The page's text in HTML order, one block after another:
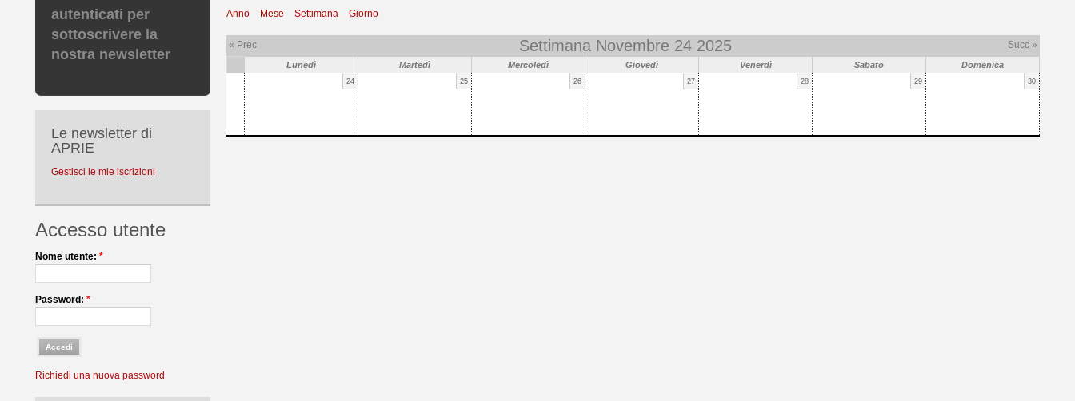
autenticati per
sottoscrivere la
nostra newsletter
Le newsletter di
APRIE
Gestisci le mie iscrizioni
Accesso utente
Nome utente: *
Password: *
Richiedi una nuova password
Anno Mese Settimana Giorno
« Prec Settimana Novembre 24 2025 Succ »
Lunedì Martedì Mercoledì Giovedì Venerdì Sabato Domenica
24 25 26 27 28 29 30